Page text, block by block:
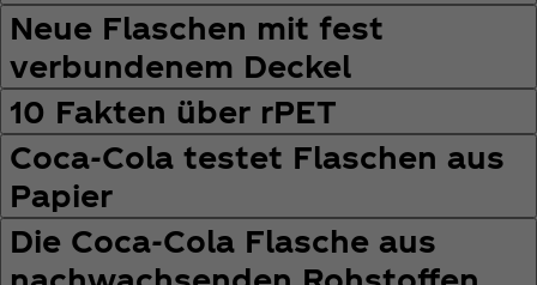
Neue Flaschen mit fest
verbundenem Deckel
10 Fakten über rPET
Coca‑Cola testet Flaschen aus
Papier
Die Coca‑Cola Flasche aus